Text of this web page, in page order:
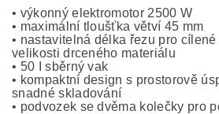
• výkonný elektromotor 2500 W
• maximální tloušťka větví 45 mm
• nastavitelná délka řezu pro
velikosti drceného materiálu
• 50 I sběrný vak
• kompaktní design s prostorově
snadné skladování
• podvozek se dvěma kolečky pro